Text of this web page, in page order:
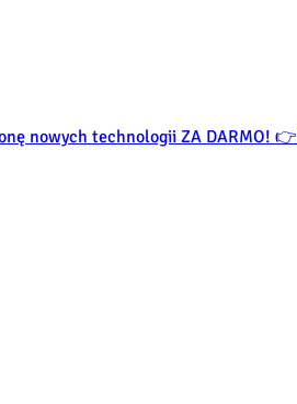
nowych technologii ZA DARMO! 👉